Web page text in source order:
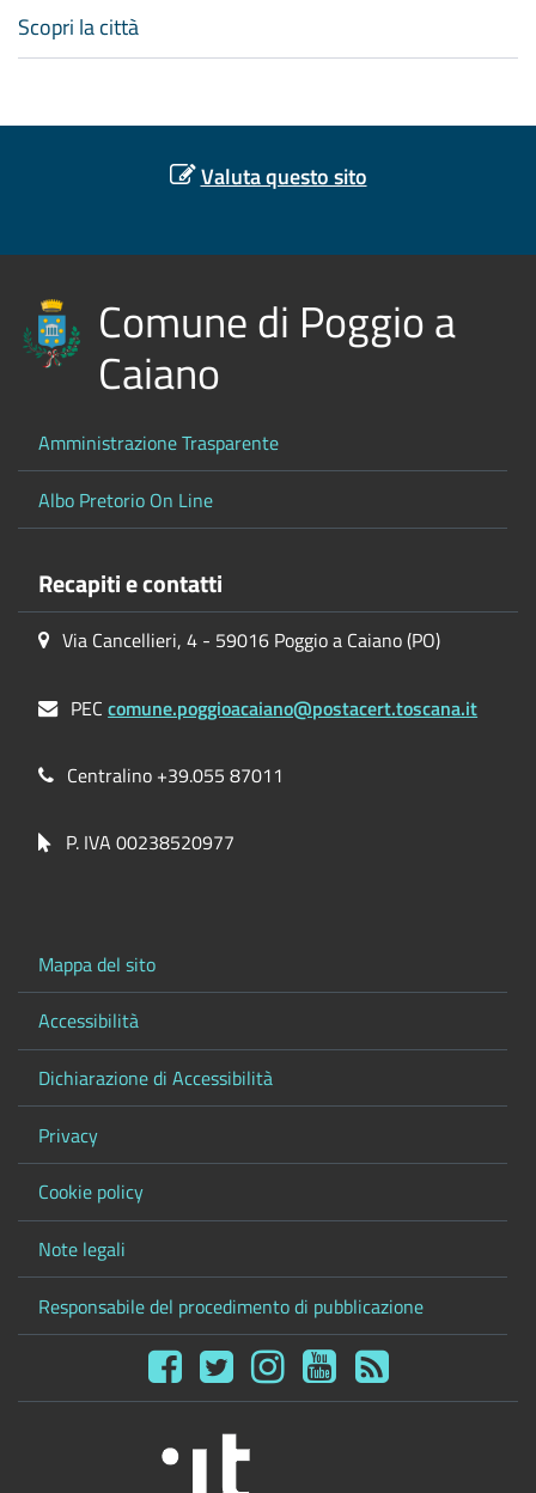
Scopri la città
Valuta questo sito
Comune di Poggio a
Caiano
Amministrazione Trasparente
Albo Pretorio On Line
Recapiti e contatti
Via Cancellieri, 4 - 59016 Poggio a Caiano (PO)
PECcomune.poggioacaiano@postacert.toscana.it
Centralino +39.055 87011
P. IVA 00238520977
Mappa del sito
Accessibilità
Dichiarazione di Accessibilità
Privacy
Cookie policy
Note legali
Responsabile del procedimento di pubblicazione